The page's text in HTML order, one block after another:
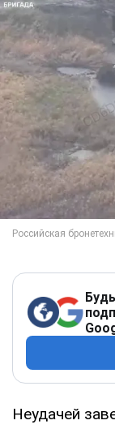
Неудачей